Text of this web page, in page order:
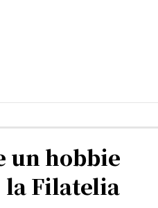
un hobbie
la Filatelia